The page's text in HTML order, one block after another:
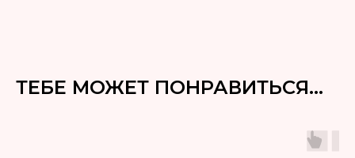
ТЕБЕ МОЖЕТ ПОНРАВИТЬСЯ...